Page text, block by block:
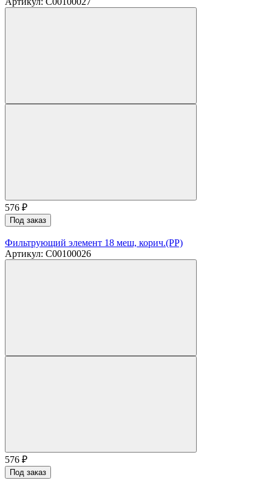
576 ₽
Под заказ
Фильтрующий элемент 18 меш, корич.(PP)
Артикул: C00100026
576 ₽
Под заказ